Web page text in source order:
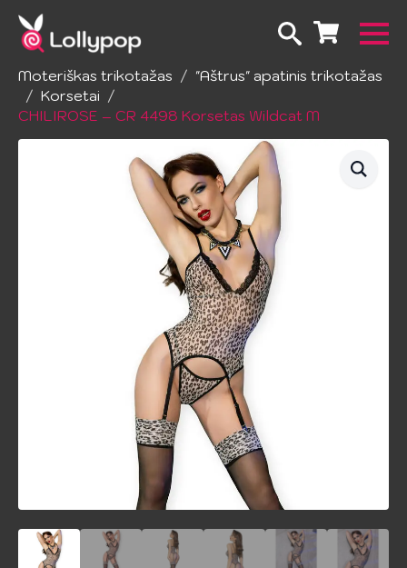
Pradžia
Apatinis trikotažas
Moteriškas trikotažas
"Aštrus" apatinis trikotažas
Korsetai
CHILIROSE – CR 4498 Korsetas Wildcat M